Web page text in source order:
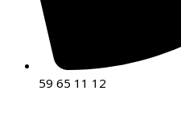
59 65 11 12